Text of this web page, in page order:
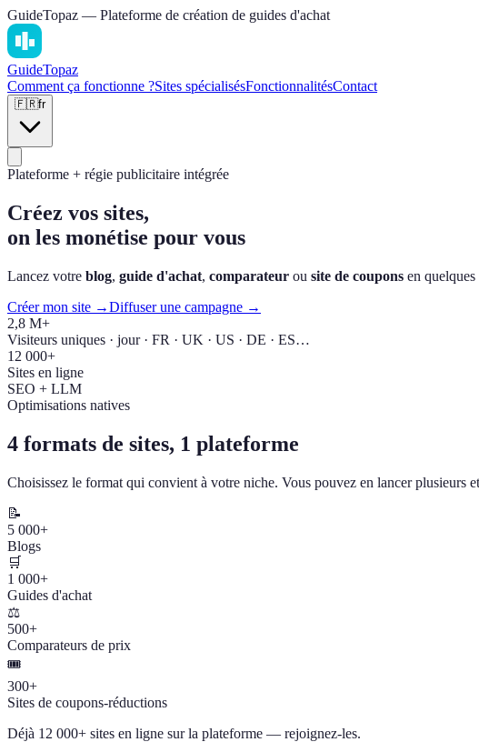
GuideTopaz — Plateforme de création de guides d'achat
GuideTopaz
Comment ça fonctionne ?Sites spécialisésFonctionnalitésContact
🇫🇷fr
Plateforme + régie publicitaire intégrée
Créez vos sites,
on les monétise pour vous
Lancez votre blog, guide d'achat, comparateur ou site de coupons en
Créer mon site →Diffuser une campagne →
2,8 M+
Visiteurs uniques · jour · FR · UK · US · DE · ES…
12 000+
Sites en ligne
SEO + LLM
Optimisations natives
4 formats de sites, 1 plateforme
Choisissez le format qui convient à votre niche. Vous pouvez en lancer plusieurs
📝
5 000+
Blogs
🛒
1 000+
Guides d'achat
⚖️
500+
Comparateurs de prix
🎟️
300+
Sites de coupons-réductions
Déjà 12 000+ sites en ligne sur la plateforme — rejoignez-les.